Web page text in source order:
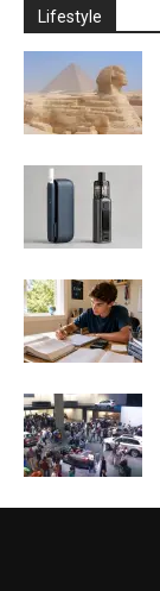
Lifestyle